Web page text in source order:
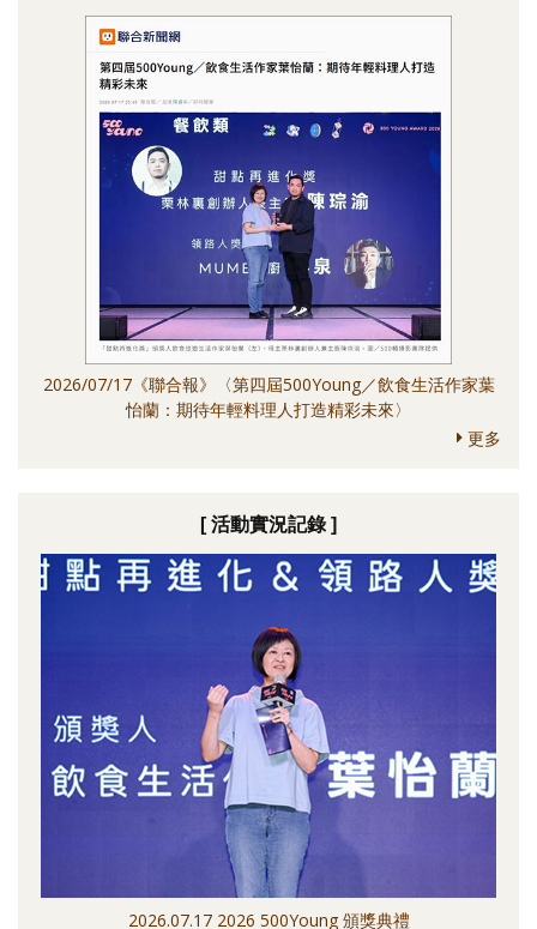
2026/07/17《聯合報》〈第四屆500Young／飲食生活作家葉
怡蘭：期待年輕料理人打造精彩未來〉
更多
[ 活動實況記錄 ]
2026.07.17 2026 500Young 頒獎典禮